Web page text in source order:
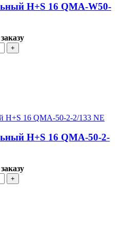
H+S 16 QMA-W50-
+
H+S 16 QMA-50-2-
+